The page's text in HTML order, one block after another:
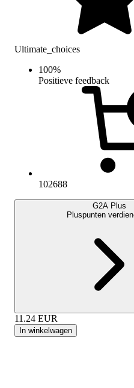
Ultimate_choices
100%
Positieve feedback
102688
G2A Plus
Pluspunten
11.24 EUR
In winkelwagen